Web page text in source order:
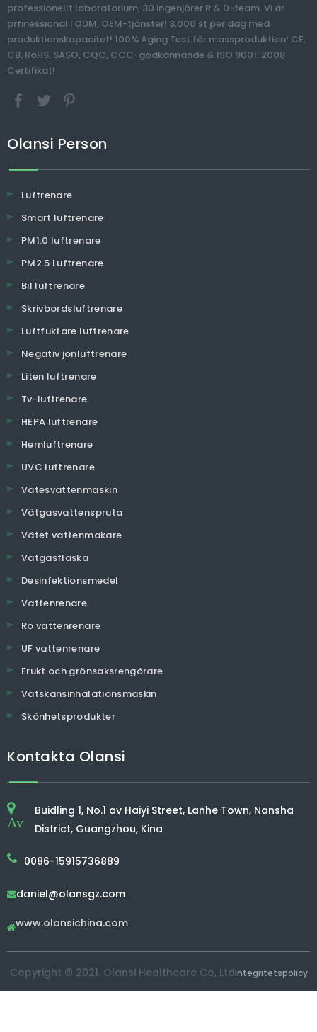
professionellt laboratorium, 30 ingenjörer R & D-team. Vi är
prfinessional i ODM, OEM-tjänster! 3.000 st per dag med
produktionskapacitet! 100% Aging Test för massproduktion! CE,
CB, RoHS, SASO, CQC, CCC-godkännande & ISO 9001: 2008
Certifikat!
Olansi Person
Luftrenare
Smart luftrenare
PM1.0 luftrenare
PM2.5 Luftrenare
Bil luftrenare
Skrivbordsluftrenare
Luftfuktare luftrenare
Negativ jonluftrenare
Liten luftrenare
Tv-luftrenare
HEPA luftrenare
Hemluftrenare
UVC luftrenare
Vätesvattenmaskin
Vätgasvattenspruta
Vätet vattenmakare
Vätgasflaska
Desinfektionsmedel
Vattenrenare
Ro vattenrenare
UF vattenrenare
Frukt och grönsaksrengörare
Vätskansinhalationsmaskin
Skönhetsprodukter
Kontakta Olansi
Av
Buidling 1, No.1 av Haiyi Street, Lanhe Town, Nansha
District, Guangzhou, Kina
0086-15915736889
daniel@olansgz.com
www.olansichina.com
Copyright © 2021. Olansi Healthcare Co, LtdIntegritetspolicy